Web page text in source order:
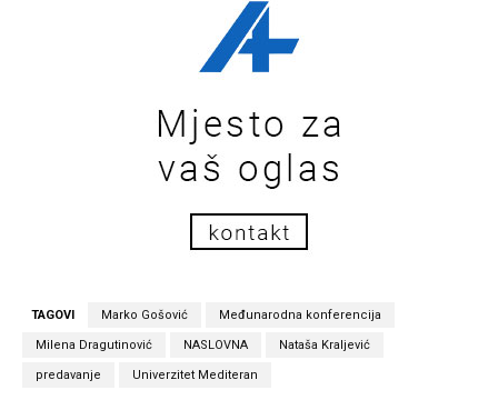
TAGOVI Marko Gošović Međunarodna konferencija
Milena Dragutinović NASLOVNA Nataša Kraljević
predavanje Univerzitet Mediteran